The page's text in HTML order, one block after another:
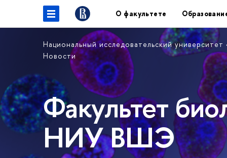
О факультете
Национальный исследовательский
Новости
Факультет
НИУ ВШЭ